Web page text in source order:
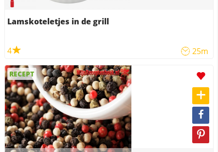
Lamskoteletjes in de grill
4 25m
RECEPT